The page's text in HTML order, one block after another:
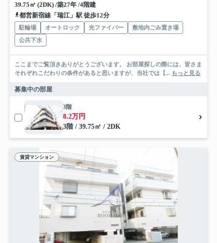
39.75㎡ (2DK) /築27年 /4階建
都営新宿線「瑞江」駅 徒歩12分
駐輪場 オートロック 光ファイバー
敷地内ごみ置き場
公共下水
ここまでご覧頂きありがとうございます。 お部屋探しの際には、皆さま
それぞれこだわりの条件があると思いますが、当社では【... もっと見る
募集中の部屋
3階
8.2万円
3階 / 39.75㎡ / 2DK
賃貸マンション